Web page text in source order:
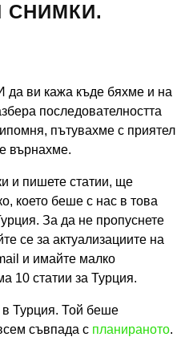
СНИМКИ.
да ви кажа къде бяхме и на
последователността
пътувахме с приятел
върнахме.
и пишете статии, ще
което беше с нас в това
За да не пропуснете
се за актуализациите на
и имайте малко
10 статии за Турция.
Турция. Той беше
съвпада с планираното.